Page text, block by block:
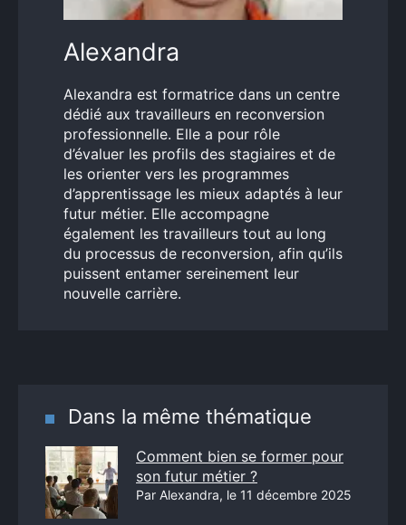
Alexandra
Alexandra est formatrice dans un centre
dédié aux travailleurs en reconversion
professionnelle. Elle a pour rôle
d’évaluer les profils des stagiaires et de
les orienter vers les programmes
d’apprentissage les mieux adaptés à leur
futur métier. Elle accompagne
également les travailleurs tout au long
du processus de reconversion, afin qu’ils
puissent entamer sereinement leur
nouvelle carrière.
Dans la même thématique
Comment bien se former pour
son futur métier ?
Par Alexandra, le 11 décembre 2025